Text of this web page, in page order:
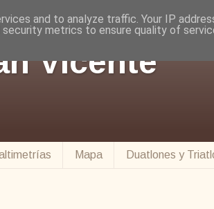
Vicente
Mapa Duatlones y
and to analyze traffic. Your IP
metrics to ensure quality of